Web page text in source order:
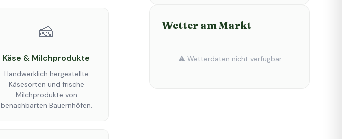
🧀
Käse & Milchprodukte
Handwerklich hergestellte
Käsesorten und frische
Milchprodukte von
benachbarten Bauernhöfen.
Wetter am Markt
⚠️ Wetterdaten nicht verfügbar